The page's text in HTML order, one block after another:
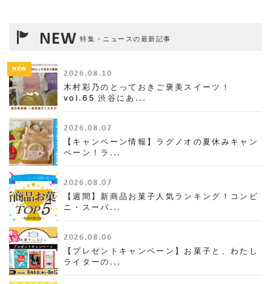
NEW 特集・ニュースの最新記事
NEW 2026.08.10
木村彩乃のとっておきご褒美スイーツ！
vol.65 渋谷にあ...
2026.08.07
【キャンペーン情報】ラグノオの夏休みキャン
ペーン！ラ...
2026.08.07
【週間】新商品お菓子人気ランキング！コンビ
ニ・スーパ...
2026.08.06
【プレゼントキャンペーン】お菓子と、わたし
ライターの...